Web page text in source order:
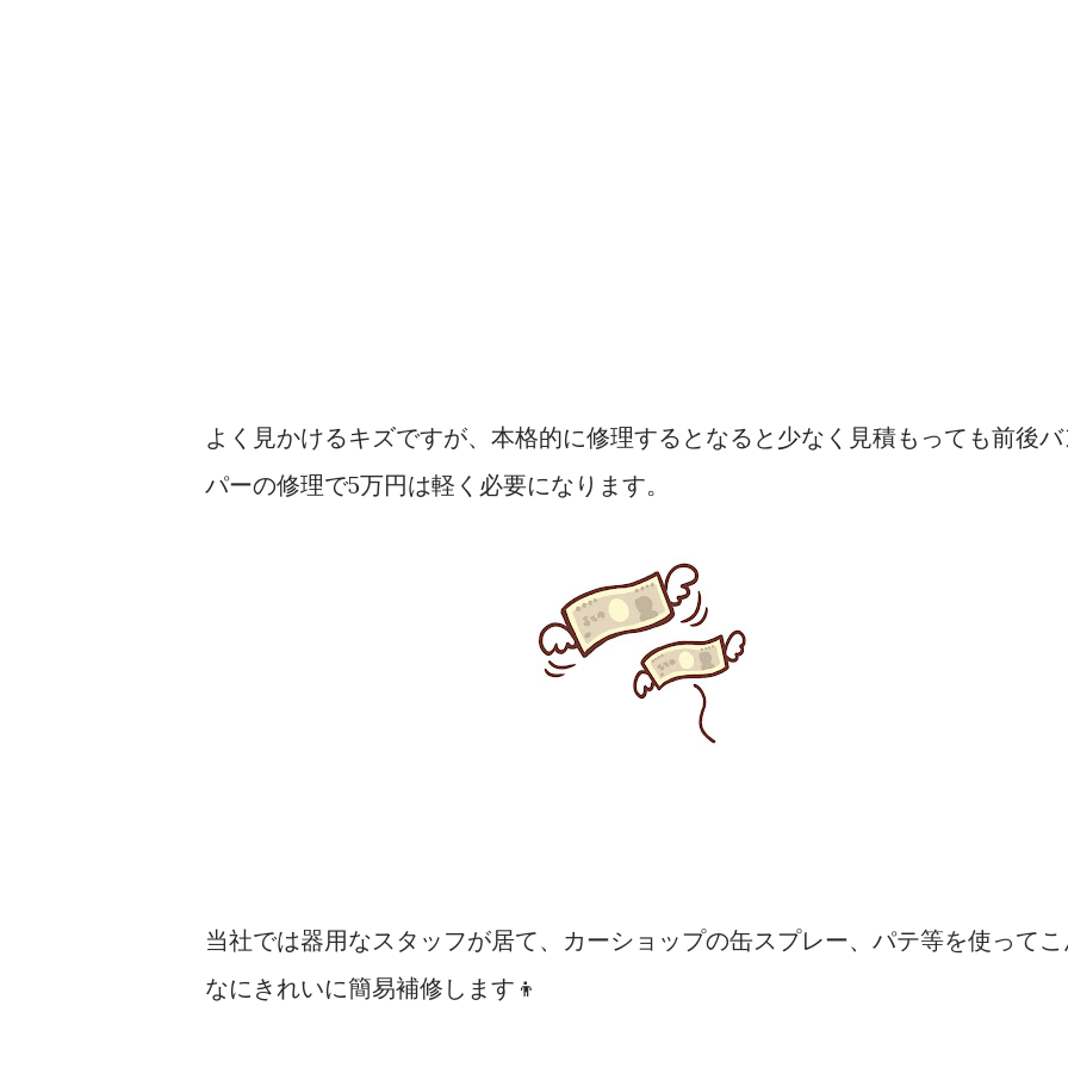
よく見かけるキズですが、本格的に修理するとなると少なく見積もっても前後
パーの修理で5万円は軽く必要になります。
当社では器用なスタッフが居て、カーショップの缶スプレー、パテ等を使って
なにきれいに簡易補修します👦